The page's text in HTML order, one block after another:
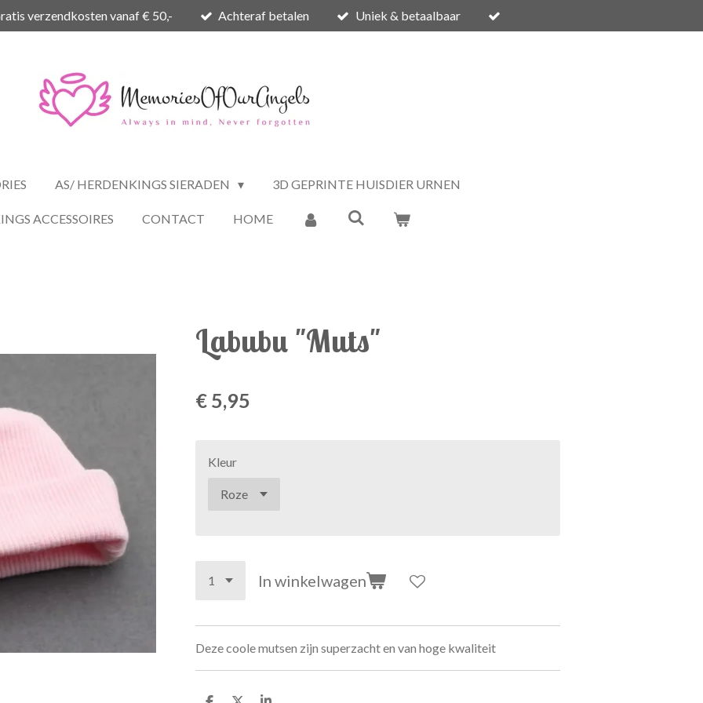
verzendkosten vanaf € 50,- Achteraf betalen Uniek & betaalbaar
AS/ HERDENKINGS SIERADEN 3D GEPRINTE HUISDIER URNEN
ACCESSOIRES CONTACT HOME
Labubu "Muts"
€ 5,95
Kleur
In winkelwagen
Deze coole mutsen zijn superzacht en van hoge kwaliteit